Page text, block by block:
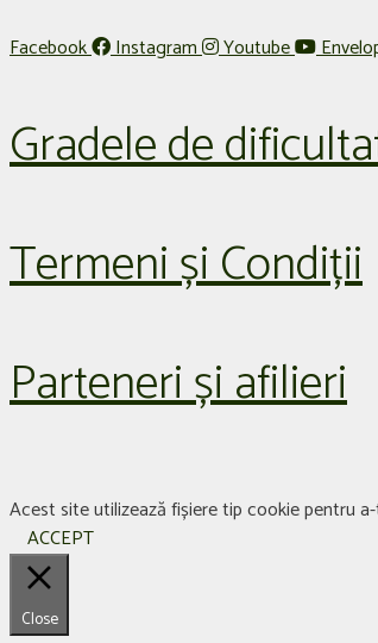
Facebook Instagram Youtube
Gradele de
Termeni și Condiții
Parteneri și afilieri
Acest site utilizează fișiere tip cookie pentru
ACCEPT
Close